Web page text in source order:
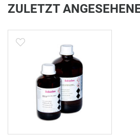
ZULETZT